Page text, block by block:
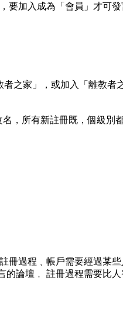
要加入成為「會員」才可發
之家」，或加入「離教
，所有新註冊既，個級
過程﹑帳戶需要經過某
論壇﹐ 註冊過程需要比